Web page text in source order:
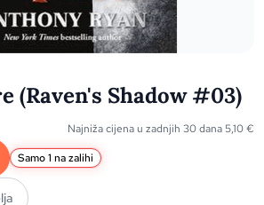
(Raven's Shadow #03)
Najniža cijena u zadnjih 30 dana 5,10€
Samo 1 na zalihi